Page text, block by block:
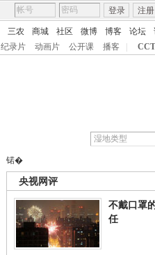
登录 注册
三农 商城 社区 微博 博客 论坛
纪录片 动画片 公开课 播客
锘�
央视网评
不戴口罩
任